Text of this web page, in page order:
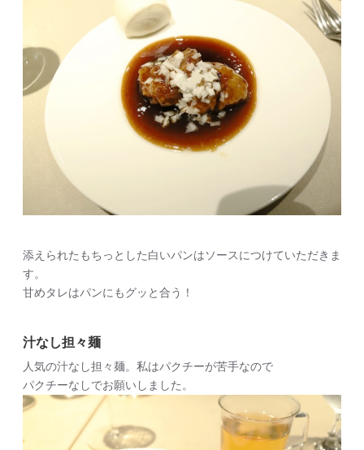
添えられたもちっとした白いパンはソースにつけていただきま
す。
甘めタレはパンにもグッと合う！
汁なし担々麺
人気の汁なし担々麺。私はパクチーが苦手なので
パクチーなしでお願いしました。